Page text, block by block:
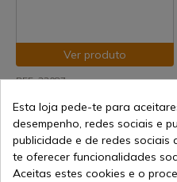
Ver produto
REF: 33087
Ferramenta de pesca
extensível Albainox
Envio de 7-15 dias
13,10 €
Esta loja pede-te para
desempenho, redes sociais e
publicidade e de redes
te oferecer funcionalidades
Aceitas estes cookies e o